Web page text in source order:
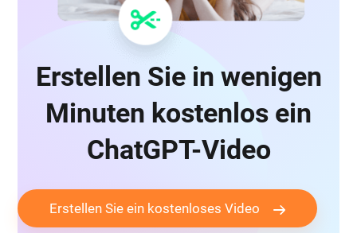
Erstellen Sie in wenigen
Minuten kostenlos ein
ChatGPT-Video
Erstellen Sie ein kostenloses Video